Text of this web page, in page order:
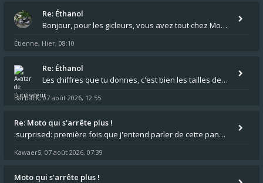
Re: Éthanol
Bonjour, pour les gicleurs, vous avez tout chez Motokristen à Bar sur Aube. https://www.motokristen.fr/produits/4946-l
Étienne, Hier, 08:10
Re: Éthanol
Les chiffres que tu donnes, c'est bien les tailles de gicleur ? Par contre tes "-2 tours" à quoi correspondent t'ils ?
Barback,07 août 2026, 12:55
Re: Moto qui s'arrête plus !
:surprised: première fois que j'entend parler de cette panne ,ta moto aurait été maraboutée? :pretre:
Kawaer5, 07 août 2026, 07:39
Moto qui s'arrête plus !